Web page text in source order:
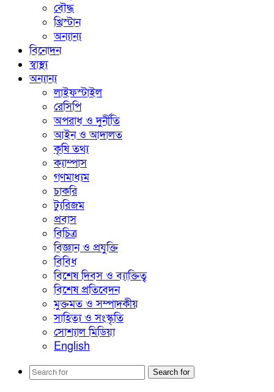
বৌদ্ধ
খ্রিস্টান
অন্যান্য
বিনোদন
স্বাস্থ্য
অন্যান্য
লাইফস্টাইল
রেসিপি
অপরাধ ও দুর্নীতি
আইন ও আদালত
কৃষি তথ্য
ক্যাম্পাস
গণমাধ্যম
চাকরি
ট্যুরিজম
প্রবাস
বিচিত্র
বিজ্ঞান ও প্রযুক্তি
বিবিধ
বিশেষ দিবস ও ব্যাক্তিত্ব
বিশেষ প্রতিবেদন
মুক্তমত ও সম্পাদকীয়
সাহিত্য ও সংস্কৃতি
সোশ্যাল মিডিয়া
English
Search for